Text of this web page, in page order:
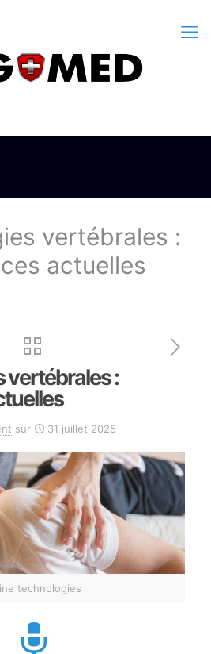
vertébrales :
actuelles
vertébrales :
sur 31 juillet 2025
technologies